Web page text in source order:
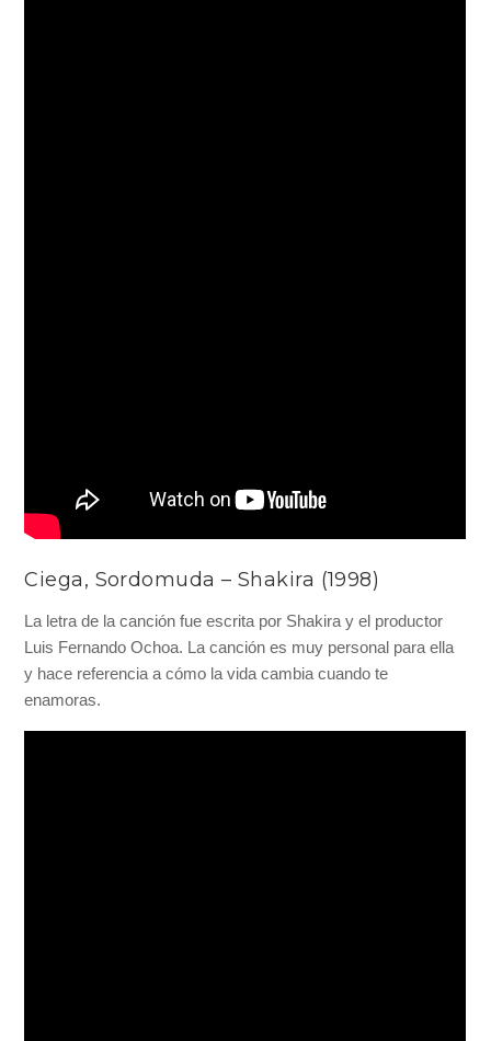
Ciega, Sordomuda – Shakira (1998)
La letra de la canción fue escrita por Shakira y el productor
Luis Fernando Ochoa. La canción es muy personal para ella
y hace referencia a cómo la vida cambia cuando te
enamoras.